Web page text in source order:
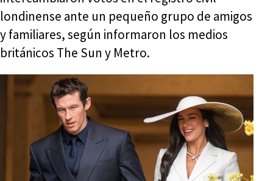
londinense ante un pequeño grupo de amigos
y familiares, según informaron los medios
británicos The Sun y Metro.